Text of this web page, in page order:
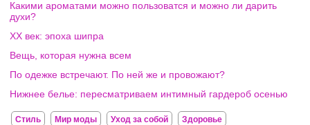
Какими ароматами можно пользоватся и можно ли дарить
духи?
XX век: эпоха шипра
Вещь, которая нужна всем
По одежке встречают. По ней же и провожают?
Нижнее белье: пересматриваем интимный гардероб осенью
Стиль Мир моды Уход за собой
Здоровье